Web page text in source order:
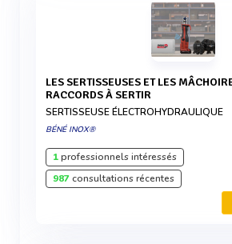
LES SERTISSEUSES ET LES MÂCHOIRES POUR LES
RACCORDS À SERTIR
SERTISSEUSE ÉLECTROHYDRAULIQUE
BÉNÉ INOX®
1professionnels intéressés
987consultations récentes